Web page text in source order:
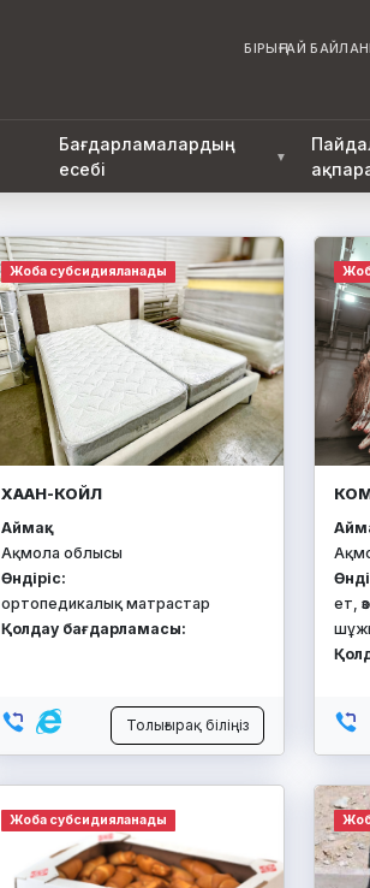
БІРЫҢҒАЙ
Бағдарламалардың
есебі
▼
Жоба субсидияланады
ХААН-КОЙЛ
Аймақ:
Ақмола облысы
Өндіріс:
ортопедикалық матрастар
Қолдау бағдарламасы:
Толығырақ біліңіз
ет,
Жоба субсидияланады